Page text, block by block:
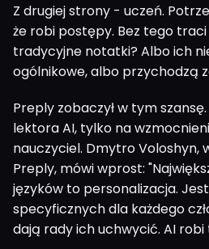
Z drugiej strony - uczeń.
że robi postępy. Bez tego
tradycyjne notatki? Albo ich
ogólnikowe, albo przychodzą
Preply zobaczył w tym
lektora AI, tylko na
nauczyciel. Dmytro Voloshyn,
Preply, mówi wprost:
języków to personalizacja.
specyficznych dla każdego
dają rady ich uchwycić. AI robi